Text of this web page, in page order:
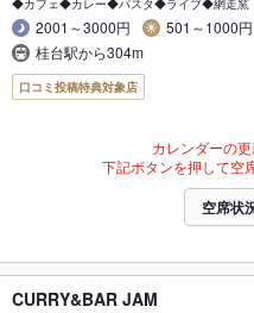
2001～3000円
501～1000円
桂台駅から304m
口コミ投稿特典対象店
カレンダーの更
下記ボタンを押して空
空席状
CURRY&BAR JAM